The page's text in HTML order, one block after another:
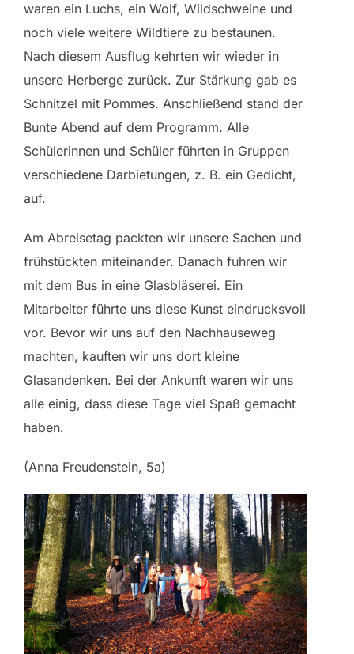
waren ein Luchs, ein Wolf, Wildschweine und
noch viele weitere Wildtiere zu bestaunen.
Nach diesem Ausflug kehrten wir wieder in
unsere Herberge zurück. Zur Stärkung gab es
Schnitzel mit Pommes. Anschließend stand der
Bunte Abend auf dem Programm. Alle
Schülerinnen und Schüler führten in Gruppen
verschiedene Darbietungen, z. B. ein Gedicht,
auf.
Am Abreisetag packten wir unsere Sachen und
frühstückten miteinander. Danach fuhren wir
mit dem Bus in eine Glasbläserei. Ein
Mitarbeiter führte uns diese Kunst eindrucksvoll
vor. Bevor wir uns auf den Nachhauseweg
machten, kauften wir uns dort kleine
Glasandenken. Bei der Ankunft waren wir uns
alle einig, dass diese Tage viel Spaß gemacht
haben.
(Anna Freudenstein, 5a)